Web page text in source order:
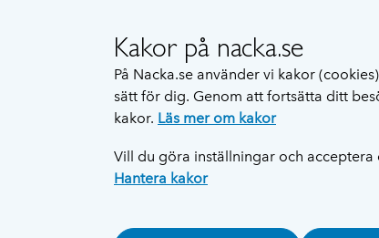
Kakor på nacka.se
På Nacka.se använder vi kakor
sätt för dig. Genom att fortsätta ditt
kakor. Läs mer om kakor
Vill du göra inställningar och acceptera
Hantera kakor